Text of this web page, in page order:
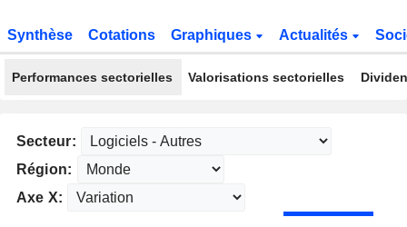
Synthèse Cotations Graphiques Actualités
Performances sectorielles Valorisations sectorielles
Secteur:
Région:
Axe X: